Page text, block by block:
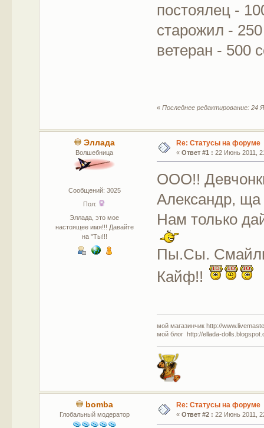
постоялец -
старожил -
ветеран - 500
«Последнее редактирование: 24
Эллада
Волшебница
Сообщений: 3025
Пол:
Эллада, это мое
настоящее имя!!! Давайте
на "Ты!!!
Re: Статусы на форуме
« Ответ #1 : 22 Июнь 2011,
ООО!!
Александр, ща
Нам только
Пы.Сы.
Кайф!!
мой магазинчик http://
мой блог http://ellada-
bomba
Глобальный модератор
Re: Статусы на форуме
« Ответ #2 : 22 Июнь 2011,